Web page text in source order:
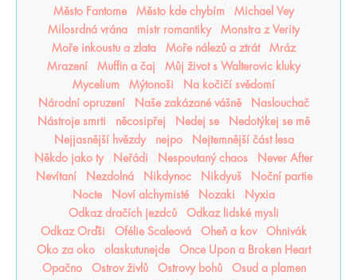
Město Fantome
Město kde chybím
Michael Vey
Milosrdná vrána
mistr romantiky
Monstra z Verity
Moře inkoustu a zlata
Moře nálezů a ztrát
Mráz
Mrazení
Muffin a čaj
Můj život s Walterovic kluky
Mycelium
Mýtonoši
Na kočičí svědomí
Národní opruzení
Naše zakázané vášně
Naslouchač
Nástroje smrti
něcosipřej Nedej se
Nedotýkej se mě
Nejjasnější hvězdy
nejpo
Nejtemnější část lesa
Někdo jako ty
Neřádi Nespoutaný chaos
Never After
Nevítaní
Nezdolná Nikdynoc Nikdyuš
Noční partie
Nocte
Noví alchymisté Nozaki
Nyxia
Odkaz dračích jezdců
Odkaz lidské mysli
Odkaz Orďši
Ofélie Scaleová Oheň a kov
Ohnivák
Oko za oko
olaskutunejde
Once Upon a Broken Heart
Opačno
Ostrov živlů Ostrovy bohů
Osud a plamen